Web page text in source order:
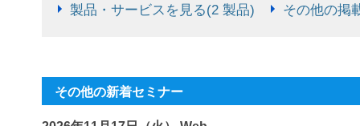
製品・サービスを見る(2 製品) その他の掲
その他の新着セミナー